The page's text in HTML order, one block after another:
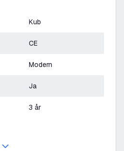
Kub
CE
Modern
Ja
3 år